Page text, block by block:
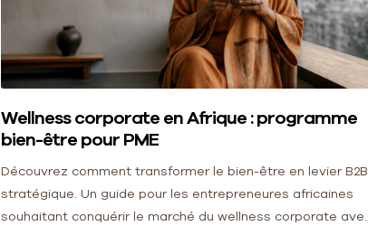
Wellness corporate en Afrique : programme
bien-être pour PME
Découvrez comment transformer le bien-être en levier B2B
stratégique. Un guide pour les entrepreneures africaines
souhaitant conquérir le marché du wellness corporate avec